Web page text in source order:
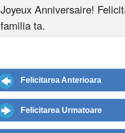
Joyeux Anniversaire!
familia ta.
Felicitarea Anterioara
Felicitarea Urmatoare